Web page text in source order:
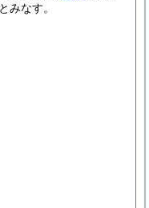
みなす。